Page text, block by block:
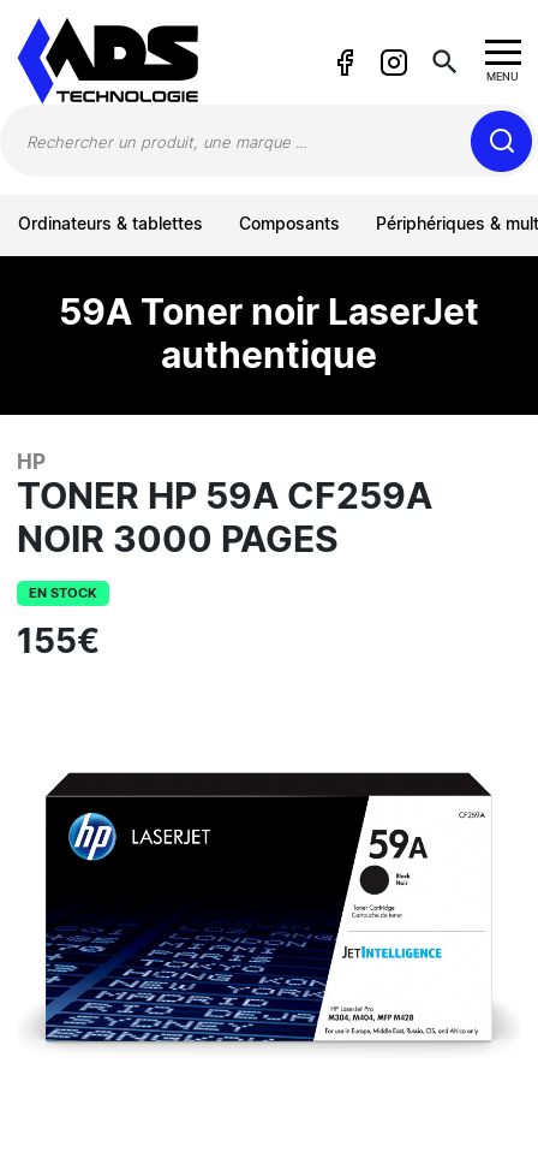
search MENU
Ordinateurs & tablettes Composants Périphériques &
59A Toner noir LaserJet
authentique
HP
TONER HP 59A CF259A
NOIR 3000 PAGES
EN STOCK
155€